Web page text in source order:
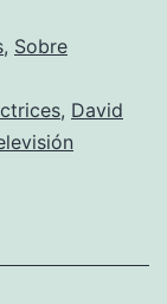
hay
sufrir
, Sobre
, David